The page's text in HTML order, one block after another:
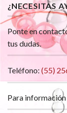
¿NECESITAS
Ponte en
tus dudas.
Teléfono: (55)
Para